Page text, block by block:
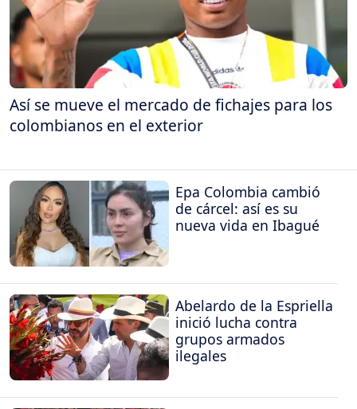
Así se mueve el mercado de fichajes para los
colombianos en el exterior
Epa Colombia cambió
de cárcel: así es su
nueva vida en Ibagué
Abelardo de la Espriella
inició lucha contra
grupos armados
ilegales